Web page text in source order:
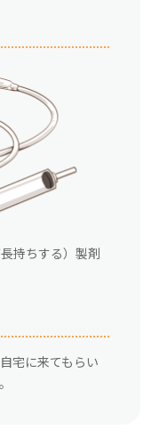
持ちする）製剤
宅に来てもらい